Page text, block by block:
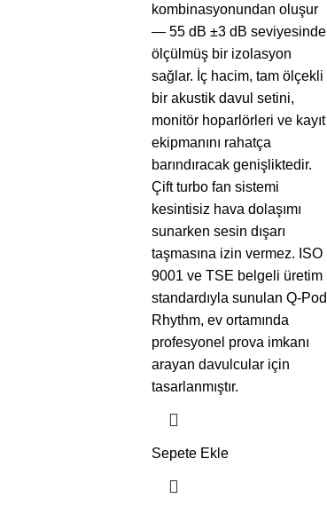
kombinasyonundan oluşur
— 55 dB ±3 dB seviyesinde
ölçülmüş bir izolasyon
sağlar. İç hacim, tam ölçekli
bir akustik davul setini,
monitör hoparlörleri ve kayıt
ekipmanını rahatça
barındıracak genişliktedir.
Çift turbo fan sistemi
kesintisiz hava dolaşımı
sunarken sesin dışarı
taşmasına izin vermez. ISO
9001 ve TSE belgeli üretim
standardıyla sunulan Q-Pod
Rhythm, ev ortamında
profesyonel prova imkanı
arayan davulcular için
tasarlanmıştır.
Sepete Ekle